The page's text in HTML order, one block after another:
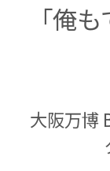
「俺
大阪万博